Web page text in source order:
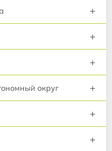
+
+
+
округ +
+
+